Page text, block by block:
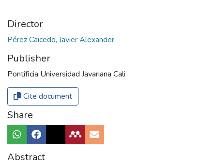
Director
Pérez Caicedo, Javier Alexander
Publisher
Pontificia Universidad Javariana Cali
Cite document
Share
Abstract